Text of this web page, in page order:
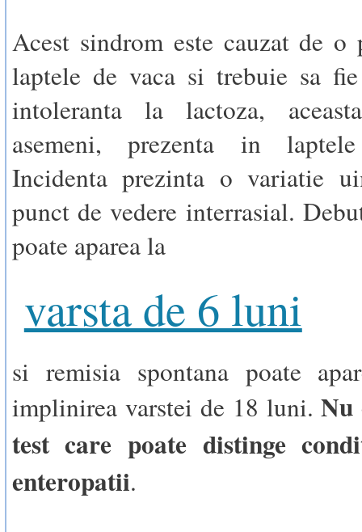
Acest sindrom este cauzat de o
laptele de vaca si trebuie sa
intoleranta la lactoza,
asemeni, prezenta in
Incidenta prezinta o variatie
punct de vedere interrasial.
poate aparea la
varsta de 6 luni
si remisia spontana poate
implinirea varstei de 18 luni.Nu
test care poate distinge
enteropatii.